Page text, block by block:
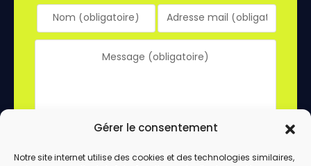
Gérer le consentement
Notre site internet utilise des cookies et des technologies similaires,